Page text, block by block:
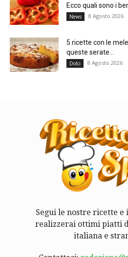
Ecco quali sono i
News 8 Agosto 2026
5 ricette con le
queste serate...
Dolci 8 Agosto 2026
Segui le nostre ricette
realizzerai ottimi piatti
italiana e